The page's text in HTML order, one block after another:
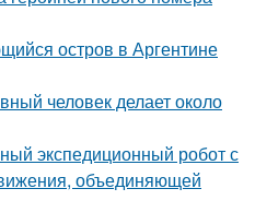
остров в Аргентине
человек делает около
экспедиционный робот с
объединяющей